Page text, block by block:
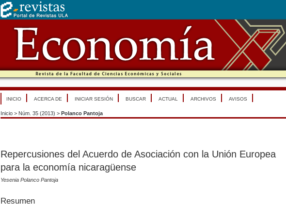
INICIO ACERCA DE INICIAR SESIÓN BUSCAR ACTUAL ARCHIVOS AVISOS
Inicio > Núm. 35 (2013) > Polanco Pantoja
Repercusiones del Acuerdo de Asociación con la Unión Europea
para la economía nicaragüense
Yesenia Polanco Pantoja
Resumen